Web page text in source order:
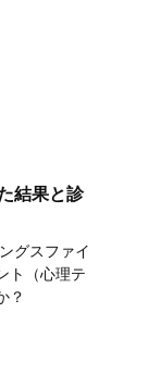
結果と診
グスファイ
ト（心理テ
？